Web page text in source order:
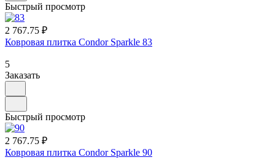
Быстрый просмотр
2 767.75 ₽
Ковровая плитка Condor Sparkle 83
5
Заказать
Быстрый просмотр
2 767.75 ₽
Ковровая плитка Condor Sparkle 90